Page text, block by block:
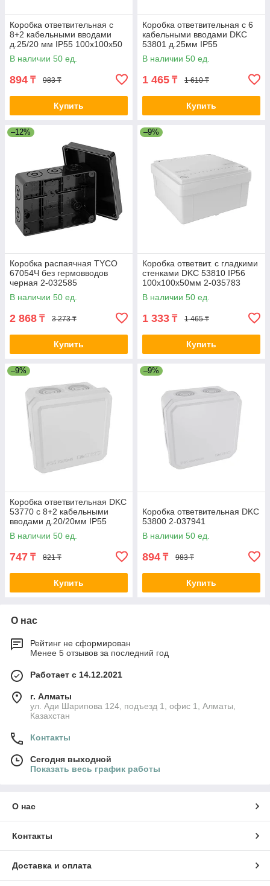
Коробка ответвительная с
8+2 кабельными вводами
д.25/20 мм IP55 100х100х50
мм 2-023361 53800
В наличии 50 ед.
894 ₸ 983 ₸
Купить
Коробка ответвительная с 6
кабельными вводами DKC
53801 д.25мм IP55
100х100х50 мм 2-025867
В наличии 50 ед.
1 465 ₸ 1 610 ₸
Купить
–12%
Коробка распаячная ТYCO
67054Ч без гермовводов
черная 2-032585
В наличии 50 ед.
2 868 ₸ 3 273 ₸
Купить
–9%
Коробка ответвит. с гладкими
стенками DKC 53810 IP56
100х100х50мм 2-035783
В наличии 50 ед.
1 333 ₸ 1 465 ₸
Купить
–9%
Коробка ответвительная DKC
53770 с 8+2 кабельными
вводами д.20/20мм IP55
70х70х40мм 2-037097
В наличии 50 ед.
747 ₸ 821 ₸
Купить
–9%
Коробка ответвительная DKC
53800 2-037941
В наличии 50 ед.
894 ₸ 983 ₸
Купить
О нас
Рейтинг не сформирован
Менее 5 отзывов за последний год
Работает с 14.12.2021
г. Алматы
ул. Ади Шарипова 124, подъезд 1, офис 1, Алматы,
Казахстан
Контакты
Сегодня выходной
Показать весь график работы
О нас
Контакты
Доставка и оплата